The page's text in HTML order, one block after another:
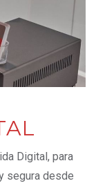
Digital, para
segura desde